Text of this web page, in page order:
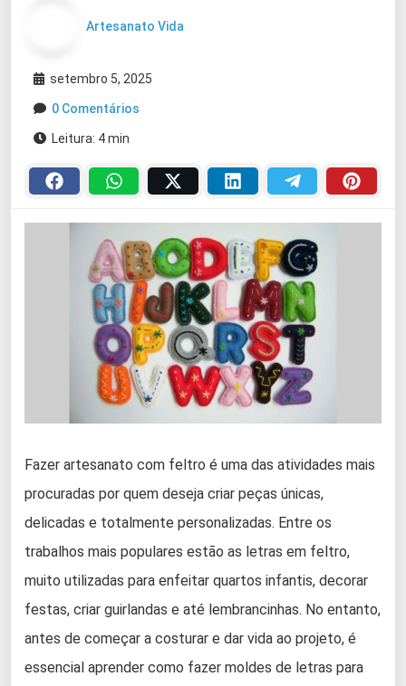
Artesanato Vida
setembro 5, 2025
0 Comentários
Leitura: 4 min
Fazer artesanato com feltro é uma das atividades mais
procuradas por quem deseja criar peças únicas,
delicadas e totalmente personalizadas. Entre os
trabalhos mais populares estão as letras em feltro,
muito utilizadas para enfeitar quartos infantis, decorar
festas, criar guirlandas e até lembrancinhas. No entanto,
antes de começar a costurar e dar vida ao projeto, é
essencial aprender como fazer moldes de letras para